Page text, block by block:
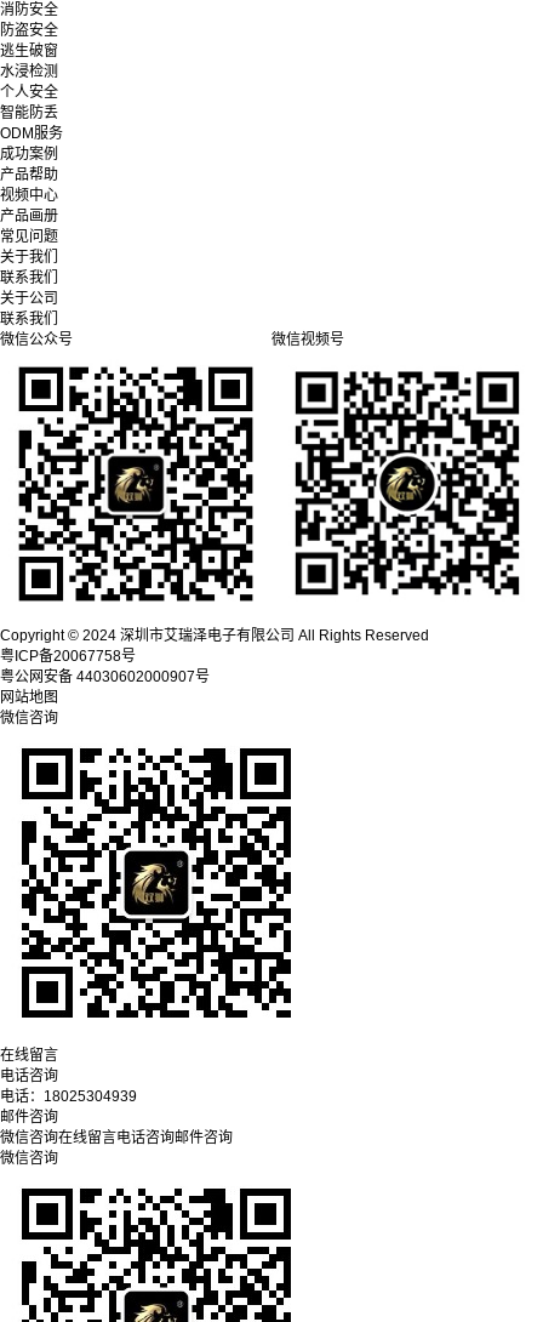
消防安全
防盗安全
逃生破窗
水浸检测
个人安全
智能防丢
ODM服务
成功案例
产品帮助
视频中心
产品画册
常见问题
关于我们
联系我们
关于公司
联系我们
微信公众号
微信视频号
Copyright © 2024 深圳市艾瑞泽电子有限公司 All Rights Reserved
粤ICP备20067758号
粤公网安备 44030602000907号
网站地图
微信咨询
在线留言
电话咨询
电话： 18025304939
邮件咨询
微信咨询在线留言电话咨询邮件咨询
微信咨询